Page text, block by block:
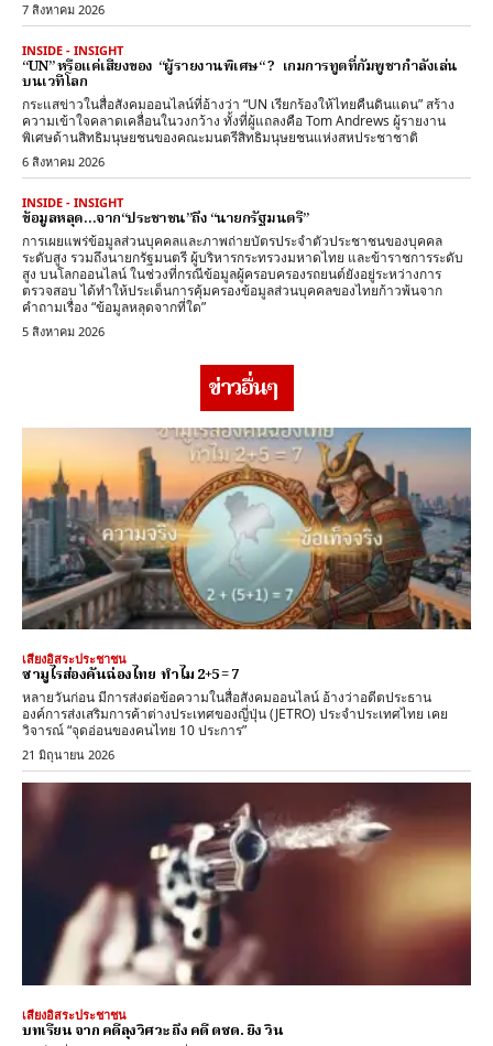
7 สิงหาคม 2026
INSIDE - INSIGHT
“UN” หรือแค่เสียงของ “ผู้รายงานพิเศษ“ ? เกมการทูตที่กัมพูชากำลังเล่น
บนเวทีโลก
กระแสข่าวในสื่อสังคมออนไลน์ที่อ้างว่า “UN เรียกร้องให้ไทยคืนดินแดน” สร้าง
ความเข้าใจคลาดเคลื่อนในวงกว้าง ทั้งที่ผู้แถลงคือ Tom Andrews ผู้รายงาน
พิเศษด้านสิทธิมนุษยชนของคณะมนตรีสิทธิมนุษยชนแห่งสหประชาชาติ
6 สิงหาคม 2026
INSIDE - INSIGHT
ข้อมูลหลุด…จาก“ประชาชน”ถึง “นายกรัฐมนตรี”
การเผยแพร่ข้อมูลส่วนบุคคลและภาพถ่ายบัตรประจำตัวประชาชนของบุคคล
ระดับสูง รวมถึงนายกรัฐมนตรี ผู้บริหารกระทรวงมหาดไทย และข้าราชการระดับ
สูง บนโลกออนไลน์ ในช่วงที่กรณีข้อมูลผู้ครอบครองรถยนต์ยังอยู่ระหว่างการ
ตรวจสอบ ได้ทำให้ประเด็นการคุ้มครองข้อมูลส่วนบุคคลของไทยก้าวพ้นจาก
คำถามเรื่อง “ข้อมูลหลุดจากที่ใด”
5 สิงหาคม 2026
ข่าวอื่นๆ
เสียงอิสระประชาชน
ซามูไรส่องคันฉ่องไทย ทำไม 2+5 = 7
หลายวันก่อน มีการส่งต่อข้อความในสื่อสังคมออนไลน์ อ้างว่าอดีตประธาน
องค์การส่งเสริมการค้าต่างประเทศของญี่ปุ่น (JETRO) ประจำประเทศไทย เคย
วิจารณ์ “จุดอ่อนของคนไทย 10 ประการ”
21 มิถุนายน 2026
เสียงอิสระประชาชน
บทเรียน จาก คดีลุงวิศวะ ถึง คดี ตชด. ยิง วิน